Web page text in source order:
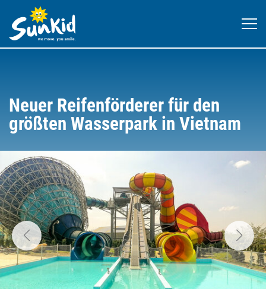
Neuer Reifenförderer für den
größten Wasserpark in Vietnam